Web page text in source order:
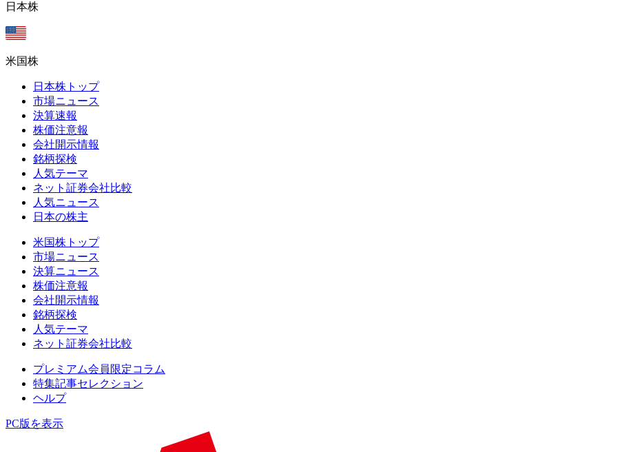
日本株
米国株
日本株トップ
市場ニュース
決算速報
株価注意報
会社開示情報
銘柄探検
人気テーマ
ネット証券会社比較
人気ニュース
日本の株主
米国株トップ
市場ニュース
決算ニュース
株価注意報
会社開示情報
銘柄探検
人気テーマ
ネット証券会社比較
プレミアム会員限定コラム
特集記事セレクション
ヘルプ
PC版を表示